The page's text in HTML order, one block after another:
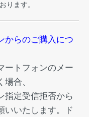
ります。
からのご購入につ
ートフォンのメー
合、
指定受信拒否から
いいたします。ド